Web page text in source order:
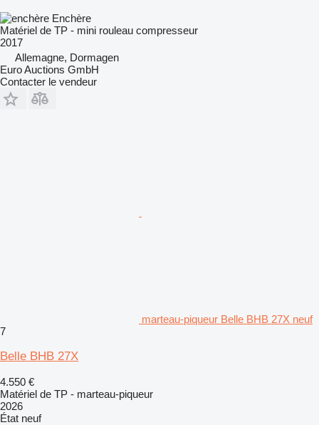
Enchère
Matériel de TP - mini rouleau compresseur
2017
Allemagne, Dormagen
Euro Auctions GmbH
Contacter le vendeur
marteau-piqueur Belle BHB 27X neuf
7
Belle BHB 27X
4.550 €
Matériel de TP - marteau-piqueur
2026
État neuf